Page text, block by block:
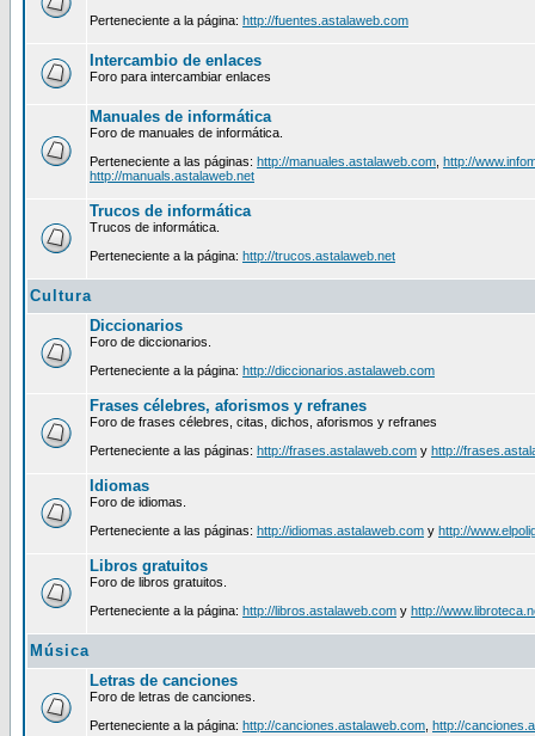
Perteneciente a la página: http://fuentes.astalaweb.com
Intercambio de enlaces
Foro para intercambiar enlaces
Manuales de informática
Foro de manuales de informática.
Perteneciente a las páginas: http://manuales.astalaweb.com http://
http://manuals.astalaweb.net
Trucos de informática
Trucos de informática.
Perteneciente a la página: http://trucos.astalaweb.net
Cultura
Diccionarios
Foro de diccionarios.
Perteneciente a la página: http://diccionarios.astalaweb.com
Frases célebres, aforismos y refranes
Foro de frases célebres, citas, dichos, aforismos y refranes
Perteneciente a las páginas: http://frases.astalaweb.com y http://
Idiomas
Foro de idiomas.
Perteneciente a las páginas: http://idiomas.astalaweb.com y http://
Libros gratuitos
Foro de libros gratuitos.
Perteneciente a la página: http://libros.astalaweb.com y http://
Música
Letras de canciones
Foro de letras de canciones.
Perteneciente a la página: http://canciones.astalaweb.com http://